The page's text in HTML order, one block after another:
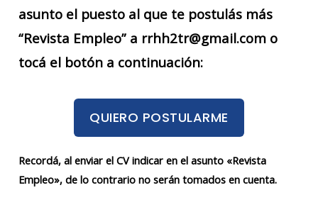
asunto el puesto al que te postulás más
“Revista Empleo” a rrhh2tr@gmail.com o
tocá el botón a continuación:
QUIERO POSTULARME
Recordá, al enviar el CV indicar en el asunto «Revista
Empleo», de lo contrario no serán tomados en cuenta.